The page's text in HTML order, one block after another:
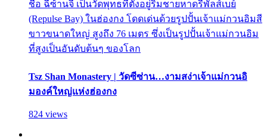
ชื่อ ฉี่ซ้านจี๋ เป็นวัดพุทธที่ตั้งอยู่ริมชายหาดรีพัลส์เบย์
(Repulse Bay) ในฮ่องกง โดดเด่นด้วยรูปปั้นเจ้าแม่กวนอิมสี
ขาวขนาดใหญ่ สูงถึง 76 เมตร ซึ่งเป็นรูปปั้นเจ้าแม่กวนอิม
ที่สูงเป็นอันดับต้นๆ ของโลก
Tsz Shan Monastery | วัดซีซ่าน…งามสง่าเจ้าแม่กวนอิ
มองค์ใหญ่แห่งฮ่องกง
824 views